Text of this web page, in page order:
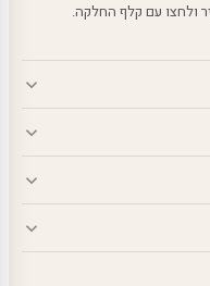
ולחצו עם קלף החלקה.